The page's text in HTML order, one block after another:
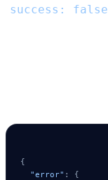
success: false
{
"error" :
{